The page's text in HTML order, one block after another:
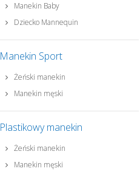
Manekin Baby
Dziecko Mannequin
Manekin Sport
Żeński manekin
Manekin męski
Plastikowy manekin
Żeński manekin
Manekin męski